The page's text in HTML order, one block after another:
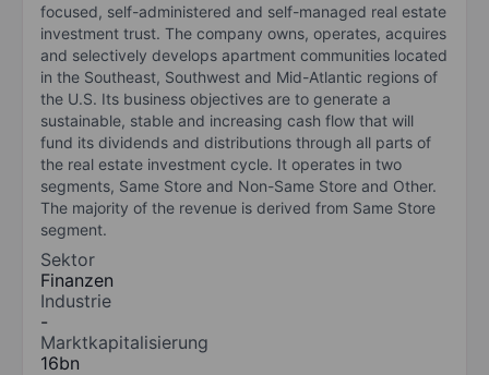
focused, self-administered and self-managed real estate
investment trust. The company owns, operates, acquires
and selectively develops apartment communities located
in the Southeast, Southwest and Mid-Atlantic regions of
the U.S. Its business objectives are to generate a
sustainable, stable and increasing cash flow that will
fund its dividends and distributions through all parts of
the real estate investment cycle. It operates in two
segments, Same Store and Non-Same Store and Other.
The majority of the revenue is derived from Same Store
segment.
Sektor
Finanzen
Industrie
-
Marktkapitalisierung
16bn